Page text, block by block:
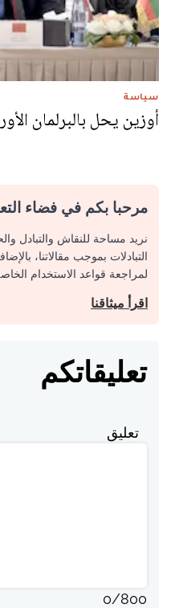
سياسة
أوزين يحل بالبرلمان
مرحبا بكم في فضاء
نريد مساحة للنقاش والتبادل
التبادلات بموجب مقالاتنا،
لمراجعة قواعد الاستخدام
اقرأ ميثاقنا
تعليقاتكم
تعليق
0/800